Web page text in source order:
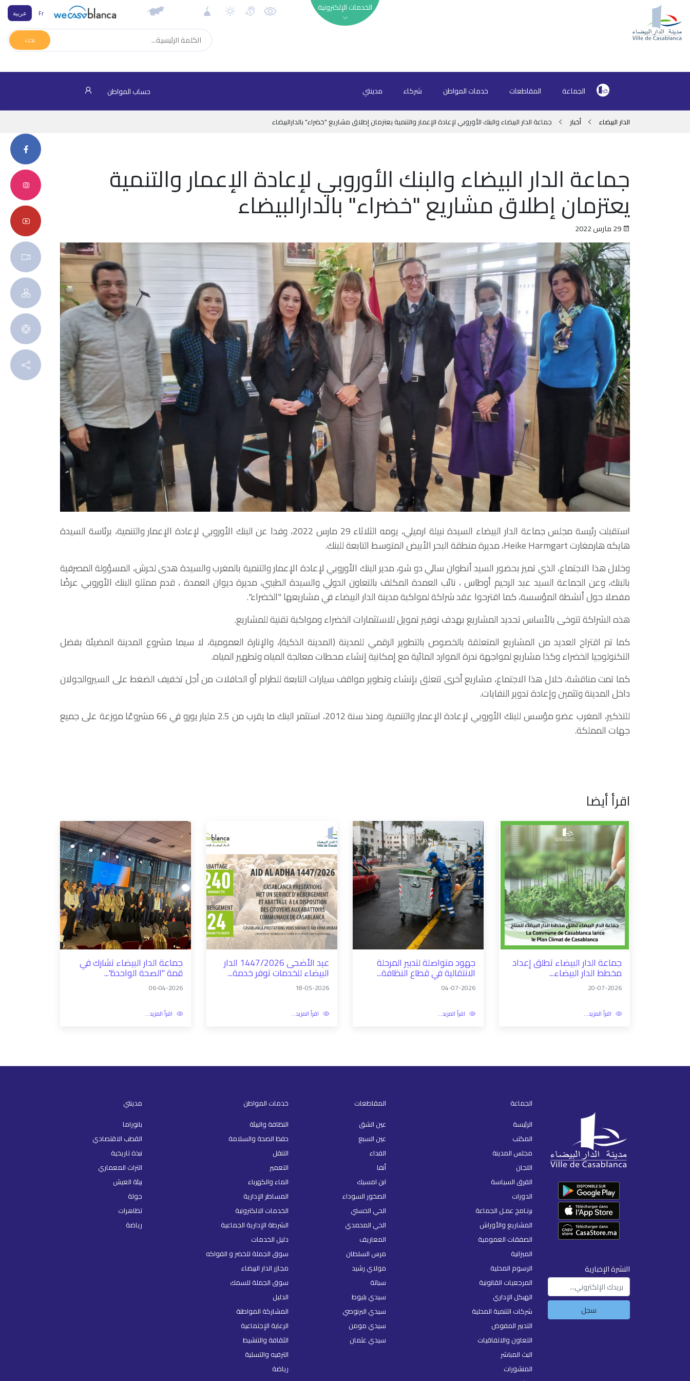
الخدمات الإلكترونية Fr عربية
بحث
الجماعة المقاطعات خدمات المواطن شركاء مدينتي حساب المواطن
الدار البيضاء أخبار جماعة الدار البيضاء والبنك الأوروبي لإعادة الإعمار والتنمية يعتزمان إطلاق مشاريع "خضراء" بالدارالبيضاء
جماعة الدار البيضاء والبنك الأوروبي لإعادة الإعمار والتنمية
يعتزمان إطلاق مشاريع "خضراء" بالدارالبيضاء
استقبلت رئيسة مجلس جماعة الدار البيضاء السيدة نبيلة ارميلي، يومه الثلاثاء 29 مارس 2022، وفدا عن البنك الأوروبي لإعادة الإعمار والتنمية، برئاسة السيدة
هايكه هارمغارت Heike Harmgart، مديرة منطقة البحر الأبيض المتوسط التابعة للبنك.
وخلال هذا الاجتماع، الذي تميز بحضور السيد أنطوان سالي دو شو، مدير البنك الأوروبي لإعادة الإعمار والتنمية بالمغرب والسيدة هدى لحرش، المسؤولة المصرفية
بالبنك، وعن الجماعة السيد عبد الرحيم أوطاس ، نائب العمدة المكلف بالتعاون الدولي والسيدة الطيبي، مديرة ديوان العمدة ، قدم ممثلو البنك الأوروبي عرضًا
مفصلا حول أنشطة المؤسسة، كما اقترحوا عقد شراكة لمواكبة مدينة الدار البيضاء في مشاريعها "الخضراء".
هذه الشراكة تتوخى بالأساس تحديد المشاريع بهدف توفير تمويل للاستثمارات الخضراء ومواكبة تقنية للمشاريع.
كما تم اقتراح العديد من المشاريع المتعلقة بالخصوص بالتطوير الرقمي للمدينة (المدينة الذكية)، والإنارة العمومية، لا سيما مشروع المدينة المضيئة بفضل
التكنولوجيا الخضراء وكذا مشاريع لمواجهة ندرة الموارد المائية مع إمكانية إنشاء محطات معالجة المياه وتطهير المياه.
كما تمت مناقشة، خلال هذا الاجتماع، مشاريع أخرى تتعلق بإنشاء وتطوير مواقف سيارات التابعة للطرام أو الحافلات من أجل تخفيف الضغط على السيروالجولان
داخل المدينة وتثمين وإعادة تدوير النفايات.
للتذكير، المغرب عضو مؤسس للبنك الأوروبي لإعادة الإعمار والتنمية. ومنذ سنة 2012، استثمر البنك ما يقرب من 2.5 مليار يورو في 66 مشروعًا موزعة على جميع
جهات المملكة.
اقرأ أيضا
جماعة الدار البيضاء تطلق إعداد
مخطط الدار البيضاء...
20-07-2026
اقرأ المزيد...
جهود متواصلة لتدبير المرحلة
الانتقالية في قطاع النظافة...
04-07-2026
اقرأ المزيد...
عيد الأضحى 1447/2026 الدار
البيضاء للخدمات توفر خدمة...
18-05-2026
اقرأ المزيد...
جماعة الدار البيضاء تشارك في
قمة "الصحة الواحدة"...
06-04-2026
اقرأ المزيد...
النشرة الإخبارية
سجل
الجماعة
الرئيسة
المكتب
مجلس المدينة
اللجان
الفرق السياسة
الدورات
برنـامج عمـل الجماعة
المشاريع والأوراش
الصفقات العمومية
الميزانية
الرسوم المحلية
المرجعيات القانونية
الهيكل الإداري
شركات التنمية المحلية
التدبير المفوض
التعاون والاتفاقيات
البث المباشر
المنشورات
المقاطعات
عين الشق
عين السبع
الفداء
أنفا
ابن امسيك
الصخور السوداء
الحي الحسني
الحي المحمدي
المعاريف
مرس السلطان
مولاي رشيد
سباتة
سيدي بليوط
سيدي البرنوصي
سيدي مومن
سيدي عثمان
خدمات المواطن
النظافة والبيئة
حفظ الصحة والسلامة
التنقل
التعمير
الماء والكهرباء
المساطر الإدارية
الخدمات الالكترونية
الشرطة الإدارية الجماعية
دليل الخدمات
سوق الجملة للخضر و الفواكه
مجازر الدار البيضاء
سوق الجملة للسمك
الدليل
المشاركة المواطنة
الرعاية الإجتماعية
الثقافة والتنشيط
الترفيه والتسلية
رياضة
مدينتي
بانوراما
القطب الاقتصادي
نبذة تاريخية
التراث المعماري
بيئة العيش
جولة
تظاهرات
رياضة